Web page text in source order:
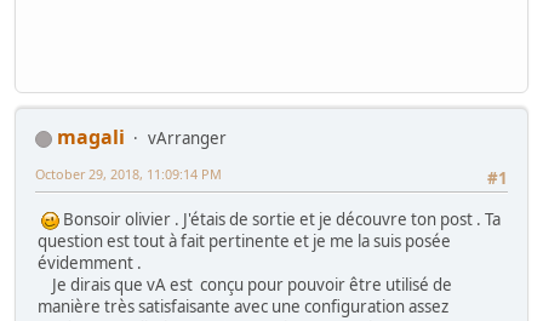
magali
vArranger
#1
October 29, 2018, 11:09:14 PM
Bonsoir olivier . J'étais de sortie et je découvre ton post . Ta
question est tout à fait pertinente et je me la suis posée
évidemment .
Je dirais que vA est conçu pour pouvoir être utilisé de
manière très satisfaisante avec une configuration assez